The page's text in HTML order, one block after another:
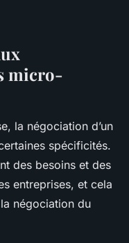
micro-
la négociation d’un
spécificités.
des besoins et des
entreprises, et cela
négociation du